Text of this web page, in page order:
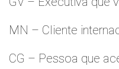
MN – Cliente
CG – Pessoa que